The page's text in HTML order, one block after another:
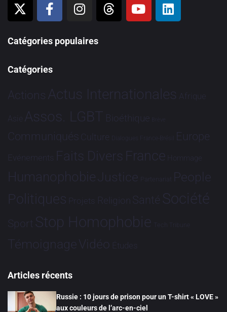
Catégories populaires
Catégories
Actions Actus Internationales Afrique
Asie Assos. LGBT Bioéthique Brève
Communiqués Culture Dialogues France-Brésil Europe
Evénements Faits Divers France Hommage
HumanophobieJustice Partenariat People
Politiques Projets Religion Santé Société
Sport Stop Homophobie Tech Tribune
TémoignageVidéo Études
Articles récents
Russie : 10 jours de prison pour un T-shirt « LOVE »
aux couleurs de l’arc-en-ciel